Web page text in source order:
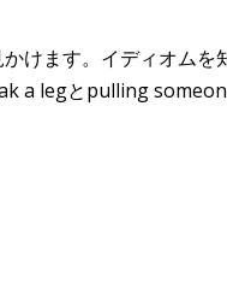
けます。イディオムを
a legとpulling